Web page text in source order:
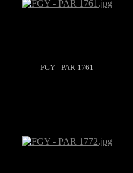
FGY - PAR 1761